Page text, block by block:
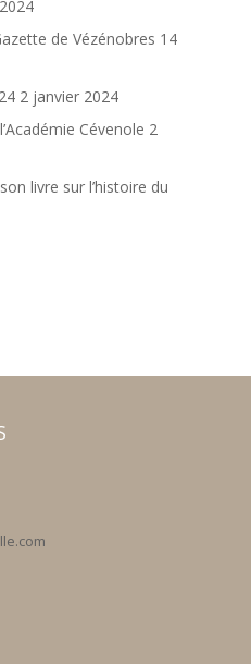
de Vézénobres 14
2 janvier 2024
Cévenole 2
livre sur l’histoire du